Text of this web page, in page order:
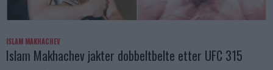
ISLAM MAKHACHEV
Islam Makhachev jakter dobbeltbelte etter UFC 315